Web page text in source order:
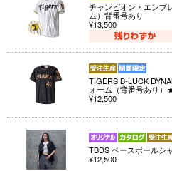
チャンピオン・エンブ
ム）背番号あり
¥13,500
TIGERS B-LUCK
ォーム（背番号あり
¥12,500
TBDS ベースボール
¥12,500